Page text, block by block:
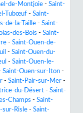
de-Montjoie - Saint-
Tubœuf - Saint-
de-la-Taille - Saint-
des-Bois - Saint-
- Saint-Ouen-de-
- Saint-Ouen-du-
- Saint-Ouen-le-
Saint-Ouen-sur-Iton -
- Saint-Pair-sur-Mer -
du-Désert - Saint-
Champs - Saint-
sur-Risle - Saint-